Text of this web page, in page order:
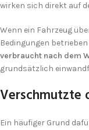
wirken sich direkt auf
Wenn ein Fahrzeug
Bedingungen
verbraucht nach dem
grundsätzlich
Verschmutzte
Ein häufiger Grund